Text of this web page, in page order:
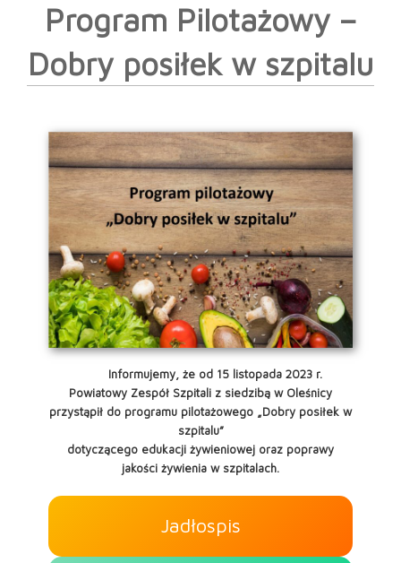
Program Pilotażowy –
Dobry posiłek w szpitalu
Informujemy, że od 15 listopada 2023 r.
Powiatowy Zespół Szpitali z siedzibą w Oleśnicy
przystąpił do programu pilotażowego „Dobry posiłek w
szpitalu”
dotyczącego edukacji żywieniowej oraz poprawy
jakości żywienia w szpitalach.
Jadłospis